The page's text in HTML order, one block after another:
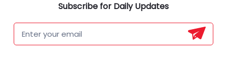
Subscribe for Daily Updates
Newsletter
Form